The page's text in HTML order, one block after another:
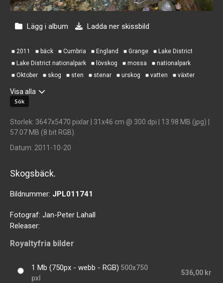
Lägg i album Ladda ner skissbild
2011 bäck Cumbria England Grange
Lake District
Lake District nationalpark
lövskog mossa
nationalpark
Oktober
skog sten stenar urskog vatten växter
Visa alla
Storlek: 3647x5470 pixlar | 31x46 cm @ 300 dpi | 13.98 MB (jpg) |
57.07 MB (8 bit RGB)
Datum: 2011-10-20
Skogsbäck.
Bildnummer: JPL011741
Fotograf: Jan-Peter Lahall
Releaser:
Royaltyfria bilder
1 Mb (750px - webb - RGB) 500x750
pxl
536,00 kr